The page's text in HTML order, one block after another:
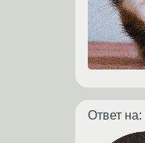
Ответ на: